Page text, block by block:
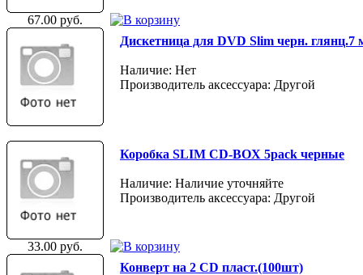
67.00 руб.
Дискетница для DVD Slim черн.
Наличие: Нет
Производитель аксессуара: Другой
Коробка SLIM CD-BOX 5pack черные
Наличие: Наличие уточняйте
Производитель аксессуара: Другой
33.00 руб.
Конверт на 2 CD пласт.(100шт)